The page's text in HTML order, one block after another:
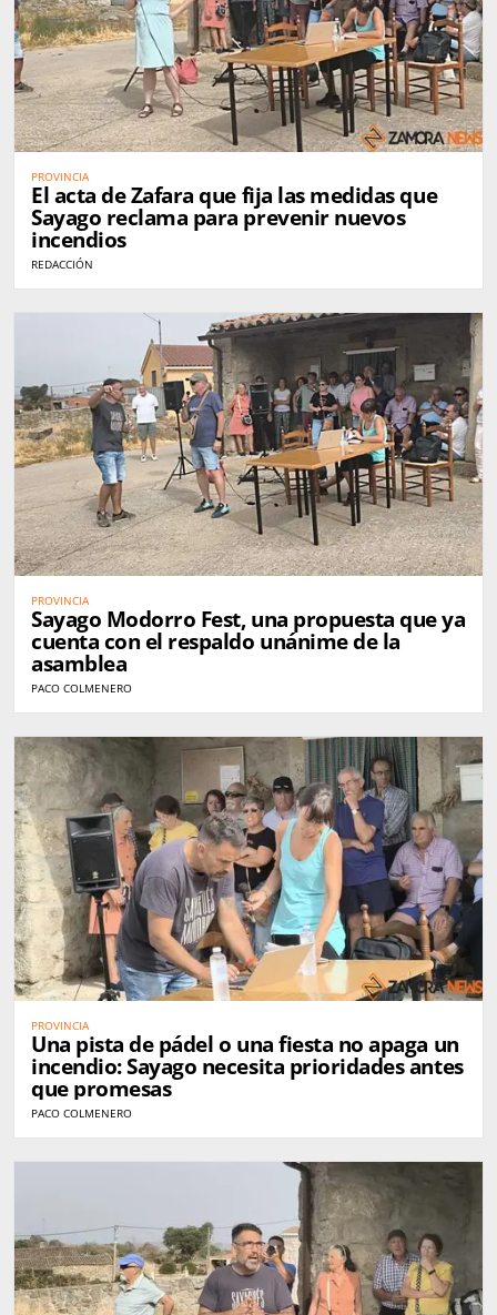
PROVINCIA
El acta de Zafara que fija las medidas que
Sayago reclama para prevenir nuevos
incendios
REDACCIÓN
PROVINCIA
Sayago Modorro Fest, una propuesta que ya
cuenta con el respaldo unánime de la
asamblea
PACO COLMENERO
PROVINCIA
Una pista de pádel o una fiesta no apaga un
incendio: Sayago necesita prioridades antes
que promesas
PACO COLMENERO